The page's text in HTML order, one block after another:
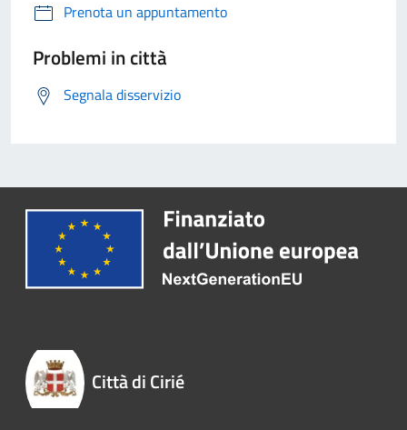
Prenota un appuntamento
Problemi in città
Segnala disservizio
Città di Cirié